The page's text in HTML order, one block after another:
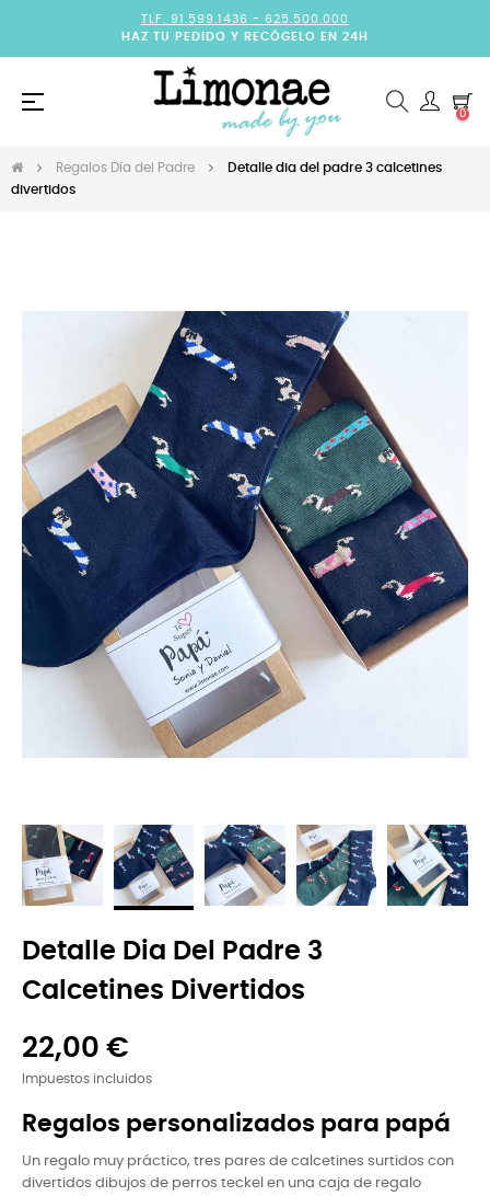
TLF. 91.599.1436 - 625.500.000
HAZ TU PEDIDO Y RECÓGELO EN 24H
Navegación
☰
0
Regalos Día del Padre
Detalle dia del padre 3 calcetines
divertidos
Detalle Dia Del Padre 3
Calcetines Divertidos
22,00 €
Impuestos incluidos
Regalos personalizados para papá
Un regalo muy práctico, tres pares de calcetines surtidos con
divertidos dibujos de perros teckel en una caja de regalo